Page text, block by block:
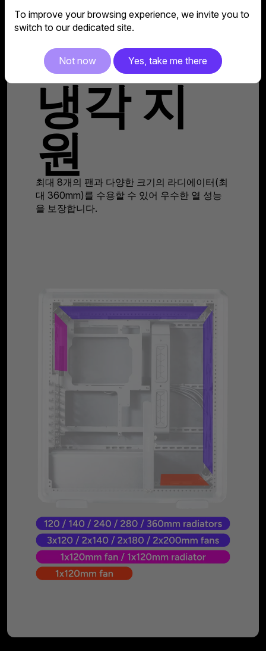
광범위한
냉각 지
원
최대 8개의 팬과 다양한 크기의 라디에이터(최
대 360mm)를 수용할 수 있어 우수한 열 성능
을 보장합니다.
To improve your browsing experience, we invite you to
switch to our dedicated site.
Not now Yes, take me there